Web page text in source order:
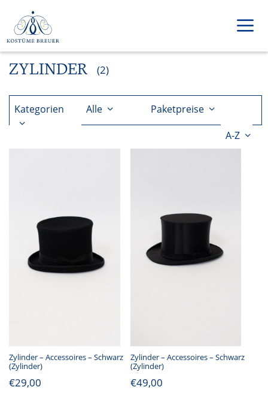
Inhalt
springen
ZYLINDER (2)
Kategorien Alle
Paketpreise
A-Z
Zylinder – Accessoires – Schwarz
(Zylinder)
€29,00
Zylinder – Accessoires – Schwarz
(Zylinder)
€49,00